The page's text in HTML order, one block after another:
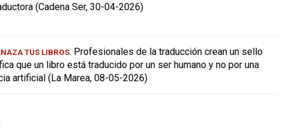
(Cadena Ser, 30-04-2026)
TUS LIBROS. Profesionales de la traducción crean un sello
que un libro está traducido por un ser humano y no por una
artificial (La Marea, 08-05-2026)